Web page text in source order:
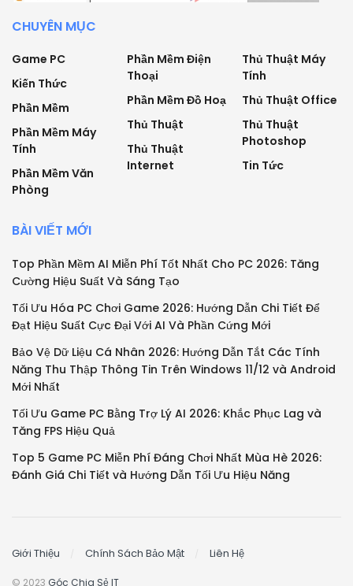
CHUYÊN MỤC
Game PC
Kiến Thức
Phần Mềm
Phần Mềm Máy
Tính
Phần Mềm Văn
Phòng
Phần Mềm Điện
Thoại
Phần Mềm Đồ Hoạ
Thủ Thuật
Thủ Thuật
Internet
Thủ Thuật Máy
Tính
Thủ Thuật Office
Thủ Thuật
Photoshop
Tin Tức
BÀI VIẾT MỚI
Top Phần Mềm AI Miễn Phí Tốt Nhất Cho PC 2026: Tăng
Cường Hiệu Suất Và Sáng Tạo
Tối Ưu Hóa PC Chơi Game 2026: Hướng Dẫn Chi Tiết Để
Đạt Hiệu Suất Cực Đại Với AI Và Phần Cứng Mới
Bảo Vệ Dữ Liệu Cá Nhân 2026: Hướng Dẫn Tắt Các Tính
Năng Thu Thập Thông Tin Trên Windows 11/12 và Android
Mới Nhất
Tối Ưu Game PC Bằng Trợ Lý AI 2026: Khắc Phục Lag và
Tăng FPS Hiệu Quả
Top 5 Game PC Miễn Phí Đáng Chơi Nhất Mùa Hè 2026:
Đánh Giá Chi Tiết và Hướng Dẫn Tối Ưu Hiệu Năng
Giới Thiệu Chính Sách Bảo Mật Liên Hệ
© 2023 Góc Chia Sẻ IT